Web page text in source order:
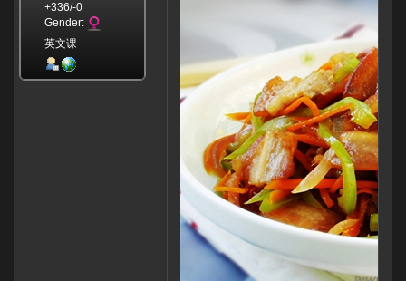
+336/-0
Gender:
英文课